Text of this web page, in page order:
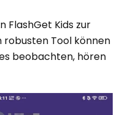
FlashGet Kids zur
robusten Tool können
beobachten, hören